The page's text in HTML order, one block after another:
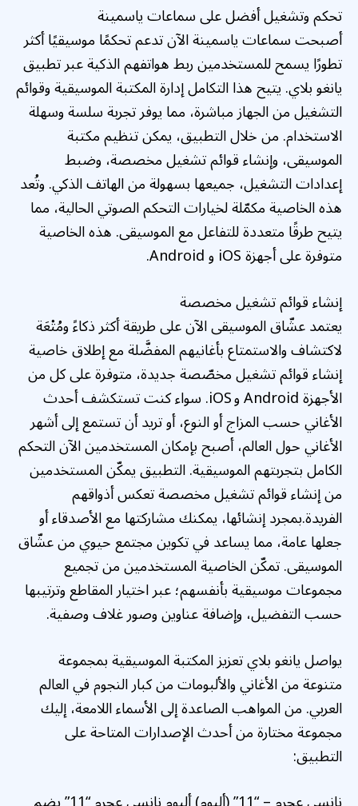
تحكم وتشغيل أفضل على سماعات ياسمينة
أصبحت سماعات ياسمينة الآن تدعم تحكمًا موسيقيًا أكثر
تطورًا يسمح للمستخدمين ربط هواتفهم الذكية عبر تطبيق
يانغو بلاي. يتيح هذا التكامل إدارة المكتبة الموسيقية وقوائم
التشغيل من الجهاز مباشرة، مما يوفر تجربة سلسة وسهلة
الاستخدام. من خلال التطبيق، يمكن تنظيم مكتبة
الموسيقى، وإنشاء قوائم تشغيل مخصصة، وضبط
إعدادات التشغيل، جميعها بسهولة من الهاتف الذكي. وتُعد
هذه الخاصية مكمّلة لخيارات التحكم الصوتي الحالية، مما
يتيح طرقًا متعددة للتفاعل مع الموسيقى. هذه الخاصية
متوفرة على أجهزة iOS و Android.
إنشاء قوائم تشغيل مخصصة
يعتمد عشّاق الموسيقى الآن على طريقة أكثر ذكاءً ومُتْعَة
لاكتشاف والاستمتاع بأغانيهم المفضَّلة مع إطلاق خاصية
إنشاء قوائم تشغيل مخصّصة جديدة، متوفرة على كل من
الأجهزة Android و iOS. سواء كنت تستكشف أحدث
الأغاني حسب المزاج أو النوع، أو تريد أن تستمع إلى أشهر
الأغاني حول العالم، أصبح بإمكان المستخدمين الآن التحكم
الكامل بتجربتهم الموسيقية. التطبيق يمكّن المستخدمين
من إنشاء قوائم تشغيل مخصصة تعكس أذواقهم
الفريدة.بمجرد إنشائها، يمكنك مشاركتها مع الأصدقاء أو
جعلها عامة، مما يساعد في تكوين مجتمع حيوي من عشّاق
الموسيقى. تمكّن الخاصية المستخدمين من تجميع
مجموعات موسيقية بأنفسهم؛ عبر اختيار المقاطع وترتيبها
حسب التفضيل، وإضافة عناوين وصور غلاف وصفية.
يواصل يانغو بلاي تعزيز المكتبة الموسيقية بمجموعة
متنوعة من الأغاني والألبومات من كبار النجوم في العالم
العربي. من المواهب الصاعدة إلى الأسماء اللامعة، إليك
مجموعة مختارة من أحدث الإصدارات المتاحة على
التطبيق: